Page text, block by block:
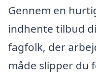
Gennem en
indhente tilbud
fagfolk, der
måde slipper du